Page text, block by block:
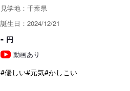
見学地：千葉県
誕生日：2024/12/21
- 円
動画あり
#優しい#元気#かしこい